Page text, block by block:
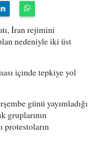
İran rejimini
nedeniyle iki üst
içinde tepkiye yol
günü yayımladığı
gruplarının
protestoların